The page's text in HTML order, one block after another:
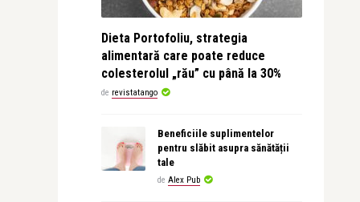
Dieta Portofoliu, strategia
alimentară care poate reduce
colesterolul „rău” cu până la 30%
de revistatango
Beneficiile suplimentelor
pentru slăbit asupra sănătății
tale
de Alex Pub